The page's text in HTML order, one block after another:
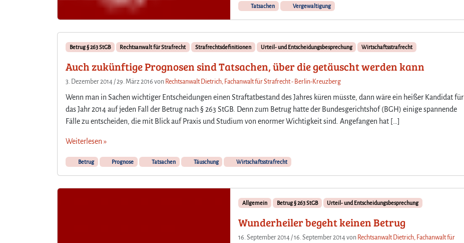
r
d
c
i
g
u
d
r
t
Tatsachen
Vergewaltigung
Betrug § 263 StGB Rechtsanwalt für Strafrecht Strafrechtsdefinitionen Urteil- und Entscheidungsbesprechung Wirtschaftsstrafrecht
Auch zukünftige Prognosen sind Tatsachen, über die getäuscht werden kann
3. Dezember 2014 /29. März 2016 von Rechtsanwalt Dietrich, Fachanwalt für Strafrecht - Berlin-Kreuzberg
Wenn man in Sachen wichtiger Entscheidungen einen Straftatbestand des Jahres küren müsste, dann wäre ein heißer Kandidat für
das Jahr 2014 auf jeden Fall der Betrug nach § 263 StGB. Denn zum Betrug hatte der Bundesgerichtshof (BGH) einige spannende
Fälle zu entscheiden, die mit Blick auf Praxis und Studium von enormer Wichtigkeit sind. Angefangen hat […]
Weiterlesen »
Betrug Prognose Tatsachen Täuschung Wirtschaftsstrafrecht
Allgemein Betrug § 263 StGB Urteil- und Entscheidungsbesprechung
Wunderheiler begeht keinen Betrug
16. September 2014 /16. September 2014von Rechtsanwalt Dietrich, Fachanwalt für